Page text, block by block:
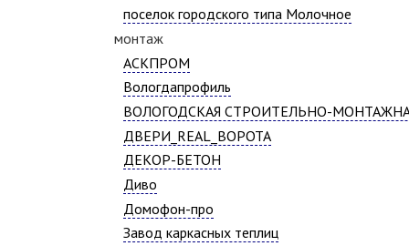
поселок городского типа Молочное
монтаж
АСКПРОМ
Вологдапрофиль
ВОЛОГОДСКАЯ СТРОИТЕЛЬНО-
ДВЕРИ_REAL_ВОРОТА
ДЕКОР-БЕТОН
Диво
Домофон-про
Завод каркасных теплиц